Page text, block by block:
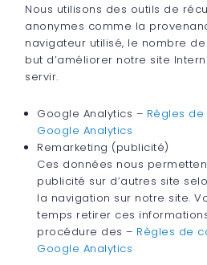
Nous utilisons des outils de
anonymes comme la
navigateur utilisé, le nombre
but d’améliorer notre site
servir.
Google Analytics – Règles
Google Analytics
Remarketing (publicité)
Ces données nous
publicité sur d’autres site
la navigation sur notre site.
temps retirer ces
procédure des – Règles de
Google Analytics